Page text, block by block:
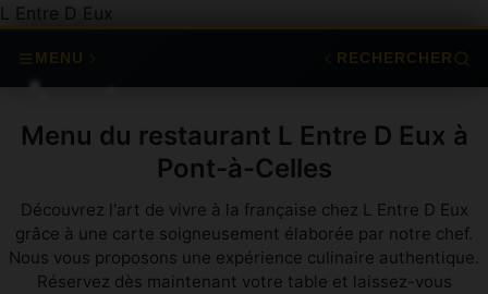
L Entre D Eux
MENU RECHERCHER
Menu du restaurant L Entre D Eux à
Pont-à-Celles
Découvrez l'art de vivre à la française chez L Entre D Eux
grâce à une carte soigneusement élaborée par notre chef.
Nous vous proposons une expérience culinaire authentique.
Réservez dès maintenant votre table et laissez-vous